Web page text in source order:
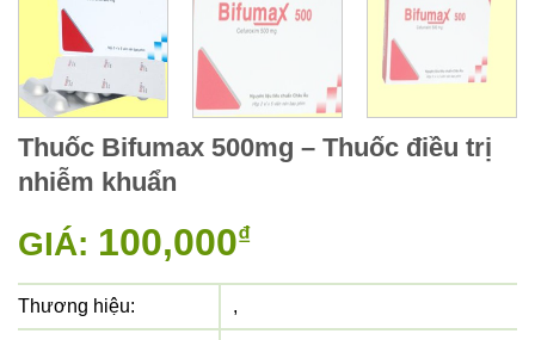
Thuốc Bifumax 500mg – Thuốc điều trị
nhiễm khuẩn
GIÁ: 100,000₫
Thương hiệu: ,